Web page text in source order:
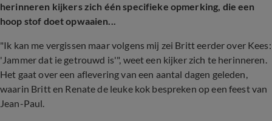
herinneren kijkers zich één specifieke opmerking, die een
hoop stof doet opwaaien...
"Ik kan me vergissen maar volgens mij zei Britt eerder over Kees:
'Jammer dat ie getrouwd is'", weet een kijker zich te herinneren.
Het gaat over een aflevering van een aantal dagen geleden,
waarin Britt en Renate de leuke kok bespreken op een feest van
Jean-Paul.